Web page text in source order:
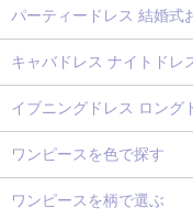
パーティードレス 結婚
キャバドレス ナイトドレ
イブニングドレス ロング
ワンピースを色で探す
ワンピースを柄で選ぶ